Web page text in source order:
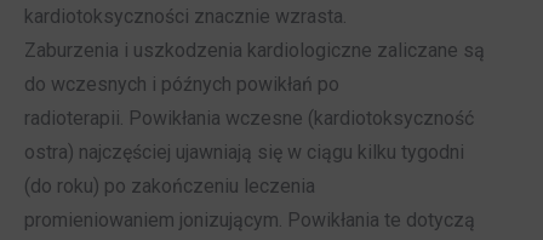
kardiotoksyczności znacznie wzrasta.
Zaburzenia i uszkodzenia kardiologiczne zaliczane są
do wczesnych i późnych powikłań po
radioterapii. Powikłania wczesne (kardiotoksyczność
ostra) najczęściej ujawniają się w ciągu kilku tygodni
(do roku) po zakończeniu leczenia
promieniowaniem jonizującym. Powikłania te dotyczą